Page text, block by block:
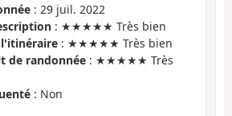
: 29 juil. 2022
: ★★★★★ Très bien
l'itinéraire : ★★★★★ Très bien
de randonnée : ★★★★★ Très
: Non